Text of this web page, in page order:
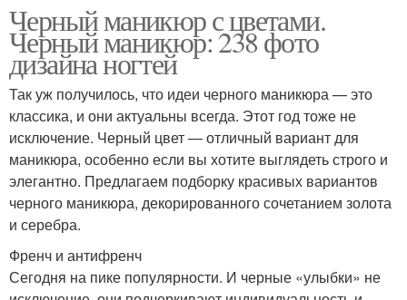
Черный маникюр с цветами.
Черный маникюр: 238 фото
дизайна ногтей
Так уж получилось, что идеи черного маникюра — это
классика, и они актуальны всегда. Этот год тоже не
исключение. Черный цвет — отличный вариант для
маникюра, особенно если вы хотите выглядеть строго и
элегантно. Предлагаем подборку красивых вариантов
черного маникюра, декорированного сочетанием золота
и серебра.
Френч и антифренч
Сегодня на пике популярности. И черные «улыбки» не